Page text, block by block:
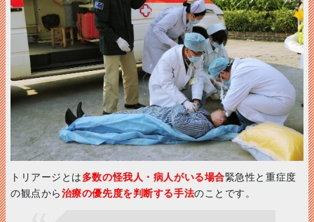
トリアージとは多数の怪我人・病人がいる場合緊急性と重症度
の観点から治療の優先度を判断する手法のことです。